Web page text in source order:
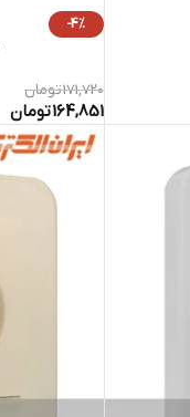
-4%
171,720تومان
164,851تومان